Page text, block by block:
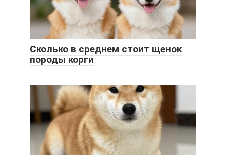
Сколько в среднем стоит щенок
породы корги